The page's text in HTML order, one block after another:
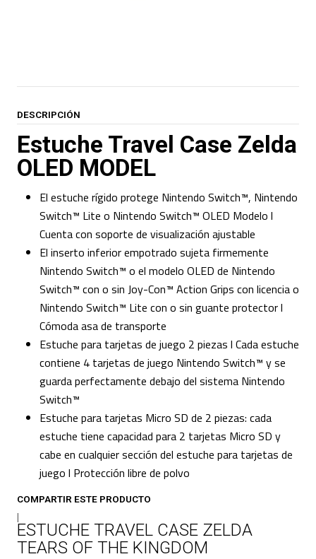
DESCRIPCIÓN
Estuche Travel Case Zelda
OLED MODEL
El estuche rígido protege Nintendo Switch™, Nintendo
Switch™ Lite o Nintendo Switch™ OLED Modelo l
Cuenta con soporte de visualización ajustable
El inserto inferior empotrado sujeta firmemente
Nintendo Switch™ o el modelo OLED de Nintendo
Switch™ con o sin Joy-Con™ Action Grips con licencia o
Nintendo Switch™ Lite con o sin guante protector l
Cómoda asa de transporte
Estuche para tarjetas de juego 2 piezas l Cada estuche
contiene 4 tarjetas de juego Nintendo Switch™ y se
guarda perfectamente debajo del sistema Nintendo
Switch™
Estuche para tarjetas Micro SD de 2 piezas: cada
estuche tiene capacidad para 2 tarjetas Micro SD y
cabe en cualquier sección del estuche para tarjetas de
juego l Protección libre de polvo
COMPARTIR ESTE PRODUCTO
|
ESTUCHE TRAVEL CASE ZELDA
TEARS OF THE KINGDOM